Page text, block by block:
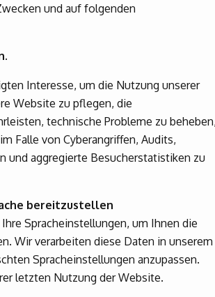
und auf folgenden
Interesse, um die Nutzung unserer
Website zu pflegen, die
technische Probleme zu
Falle von Cyberangriffen, Audits,
und aggregierte Besucherstatistiken zu
bereitzustellen
Spracheinstellungen, um Ihnen die
Wir verarbeiten diese Daten in unserem
Spracheinstellungen anzupassen.
letzten Nutzung der Website.